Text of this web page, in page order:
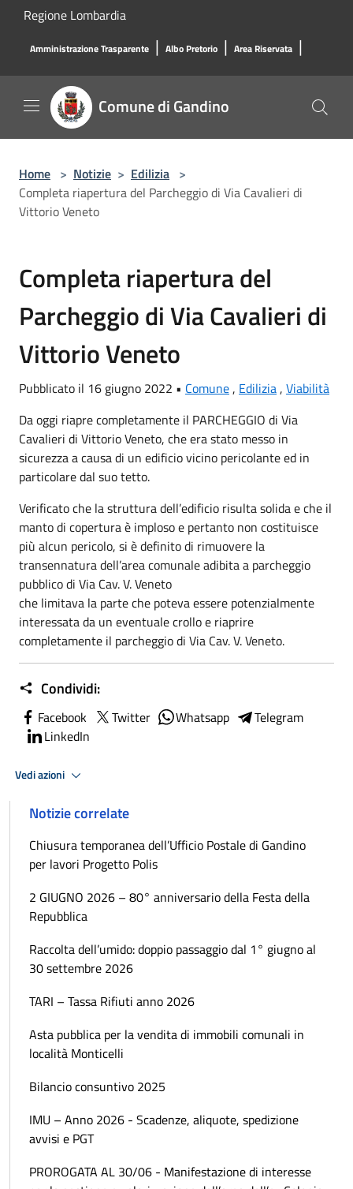
Salta al contenuto principale
Regione Lombardia
Amministrazione Trasparente | Albo Pretorio | Area Riservata |
Comune di Gandino
Home > Notizie > Edilizia >
Completa riapertura del Parcheggio di Via Cavalieri di
Vittorio Veneto
Completa riapertura del
Parcheggio di Via Cavalieri di
Vittorio Veneto
Pubblicato il 16 giugno 2022 • Comune, Edilizia, Viabilità
Da oggi riapre completamente il PARCHEGGIO di Via
Cavalieri di Vittorio Veneto, che era stato messo in
sicurezza a causa di un edificio vicino pericolante ed in
particolare dal suo tetto.
Verificato che la struttura dell’edificio risulta solida e che il
manto di copertura è imploso e pertanto non costituisce
più alcun pericolo, si è definito di rimuovere la
transennatura dell’area comunale adibita a parcheggio
pubblico di Via Cav. V. Veneto
che limitava la parte che poteva essere potenzialmente
interessata da un eventuale crollo e riaprire
completamente il parcheggio di Via Cav. V. Veneto.
Condividi:
Facebook Twitter Whatsapp
Telegram
LinkedIn
Vedi azioni
Notizie correlate
Chiusura temporanea dell’Ufficio Postale di Gandino
per lavori Progetto Polis
2 GIUGNO 2026 – 80° anniversario della Festa della
Repubblica
Raccolta dell’umido: doppio passaggio dal 1° giugno al
30 settembre 2026
TARI – Tassa Rifiuti anno 2026
Asta pubblica per la vendita di immobili comunali in
località Monticelli
Bilancio consuntivo 2025
IMU – Anno 2026 - Scadenze, aliquote, spedizione
avvisi e PGT
PROROGATA AL 30/06 - Manifestazione di interesse